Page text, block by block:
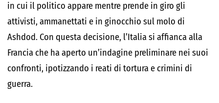
in cui il politico appare mentre prende in giro gli
attivisti, ammanettati e in ginocchio sul molo di
Ashdod. Con questa decisione, l’Italia si affianca alla
Francia che ha aperto un’indagine preliminare nei suoi
confronti, ipotizzando i reati di tortura e crimini di
guerra.